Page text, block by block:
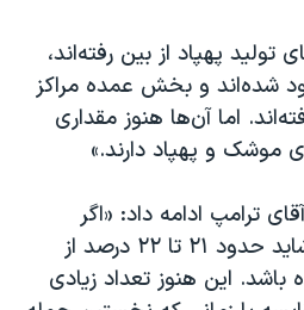
تولید پهپاد از بین رفته‌اند،
شده‌اند و بخش عمده مراکز
اما آن‌ها هنوز مقداری
موشک و پهپاد دارند.»
ترامپ ادامه داد: «اگر
بخواهم درصدی بگویم، شاید حدود ۲۱ تا ۲۲ درصد از
این هنوز تعداد زیادی